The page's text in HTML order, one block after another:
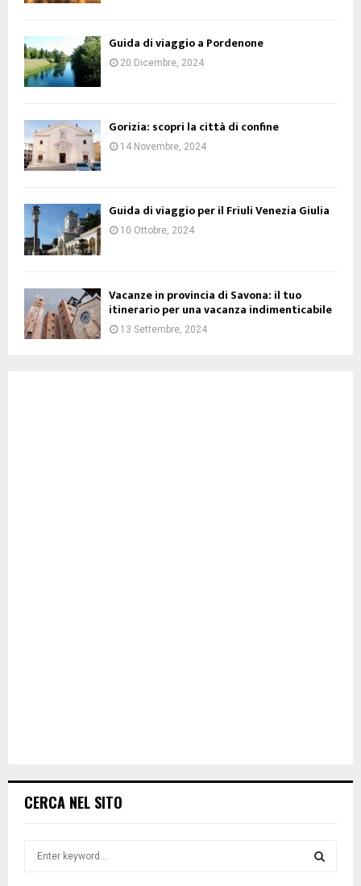
Guida di viaggio a Pordenone
20 Dicembre, 2024
Gorizia: scopri la città di confine
14 Novembre, 2024
Guida di viaggio per il Friuli Venezia Giulia
10 Ottobre, 2024
Vacanze in provincia di Savona: il tuo
itinerario per una vacanza indimenticabile
13 Settembre, 2024
CERCA NEL SITO